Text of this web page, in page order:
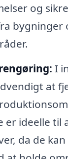
og
bygninger
I
at
er ideelle til
da de